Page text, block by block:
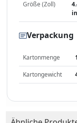
Größe (Zoll)
Verpackung
Kartonmenge
Kartongewicht